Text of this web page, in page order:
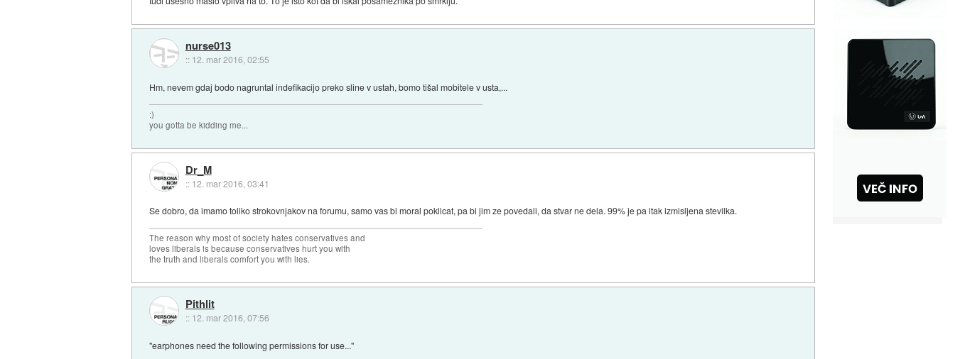
nurse013
:: 12. mar 2016, 02:55
Hm, nevem gdaj bodo nagruntal indefikacijo preko sline v ustah, bomo tišal mobitele v usta,...
:)
you gotta be kidding me...
Dr_M
:: 12. mar 2016, 03:41
Se dobro, da imamo toliko strokovnjakov na forumu, samo vas bi moral poklicat, pa bi jim ze povedali, da stvar ne dela. 99% je pa itak izmisljena stevilka.
The reason why most of society hates conservatives and
loves liberals is because conservatives hurt you with
the truth and liberals comfort you with lies.
Pithlit
:: 12. mar 2016, 07:56
"earphones need the following permissions for use..."